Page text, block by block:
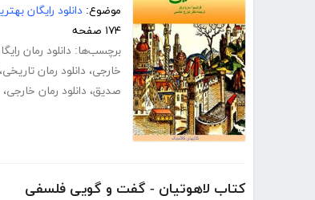
موضوع: دانلود رایگان
۱۷۴ صفحه
برچسب‌ها: دانلود رمان
خارجی، دانلود رمان تاریخی،
صدیق، دانلود رمان خارجی،
کتاب لاهوتیان - گفت و گویی فلسفی